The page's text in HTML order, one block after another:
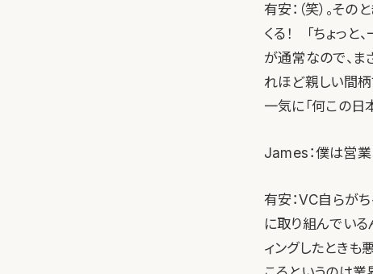
有安：（笑）。そ
くる！ 「ちょっと
が通常なので、
れほど親しい間柄
一気に「何この日
James：僕は営業
有安：VC自らが
に取り組んでいる
ィングしたときも